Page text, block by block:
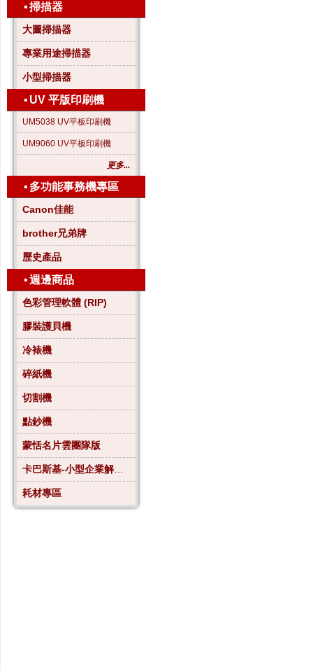
▪掃描器
大圖掃描器
專業用途掃描器
小型掃描器
▪ UV 平版印刷機
UM5038 UV平板印刷機
UM9060 UV平板印刷機
更多...
▪ 多功能事務機專區
Canon佳能
brother兄弟牌
歷史產品
▪週邊商品
色彩管理軟體 (RIP)
膠裝護貝機
冷裱機
碎紙機
切割機
點鈔機
蒙恬名片雲團隊版
卡巴斯基-小型企業解決方案4
耗材專區